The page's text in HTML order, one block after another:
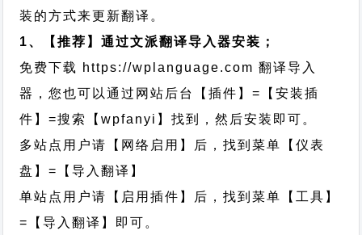
装的方式来更新翻译。
1、【推荐】通过文派翻译导入器安装；
免费下载 https://wplanguage.com 翻译导入
器，您也可以通过网站后台【插件】=【安装插
件】=搜索【wpfanyi】找到，然后安装即可。
多站点用户请【网络启用】后，找到菜单【仪表
盘】=【导入翻译】
单站点用户请【启用插件】后，找到菜单【工具】
=【导入翻译】即可。